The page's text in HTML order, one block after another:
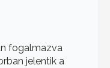
fogalmazva
jelentik a